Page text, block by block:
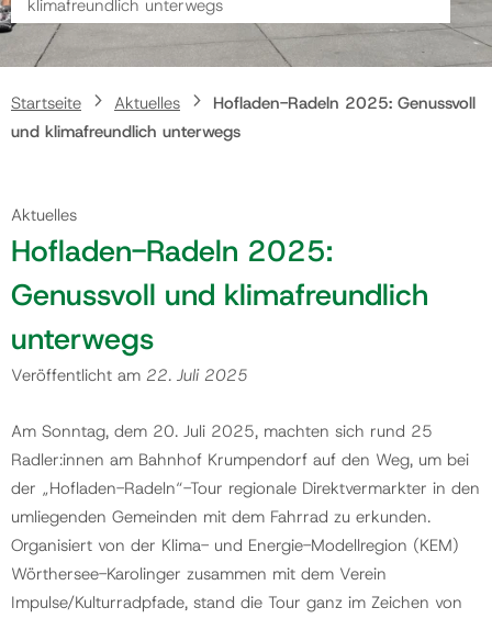
Gemeinde
Kontakt
klimafreundlich unterwegs
Startseite Aktuelles
Hofladen-Radeln 2025: Genussvoll
und klimafreundlich unterwegs
Aktuelles
Hofladen-Radeln 2025:
Genussvoll und klimafreundlich
unterwegs
Veröffentlicht am 22. Juli 2025
Am Sonntag, dem 20. Juli 2025, machten sich rund 25
Radler:innen am Bahnhof Krumpendorf auf den Weg, um bei
der „Hofladen-Radeln“-Tour regionale Direktvermarkter in den
umliegenden Gemeinden mit dem Fahrrad zu erkunden.
Organisiert von der Klima- und Energie-Modellregion (KEM)
Wörthersee-Karolinger zusammen mit dem Verein
Impulse/Kulturradpfade, stand die Tour ganz im Zeichen von